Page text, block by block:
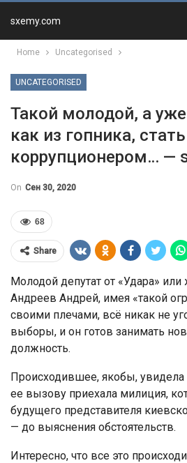
sxemy.com
Home Uncategorised
UNCATEGORISED
Такой молодой, а
как из гопника, стать
коррупционером… —
On Сен 30, 2020
68
Share
Молодой депутат от «Удара» или
Андреев Андрей, имея «такой
своими плечами, всё никак не
выборы, и он готов занимать
должность.
Происходившее, якобы,
ее вызову приехала милиция,
будущего представителя
— до выяснения обстоятельств.
Интересно, что все это